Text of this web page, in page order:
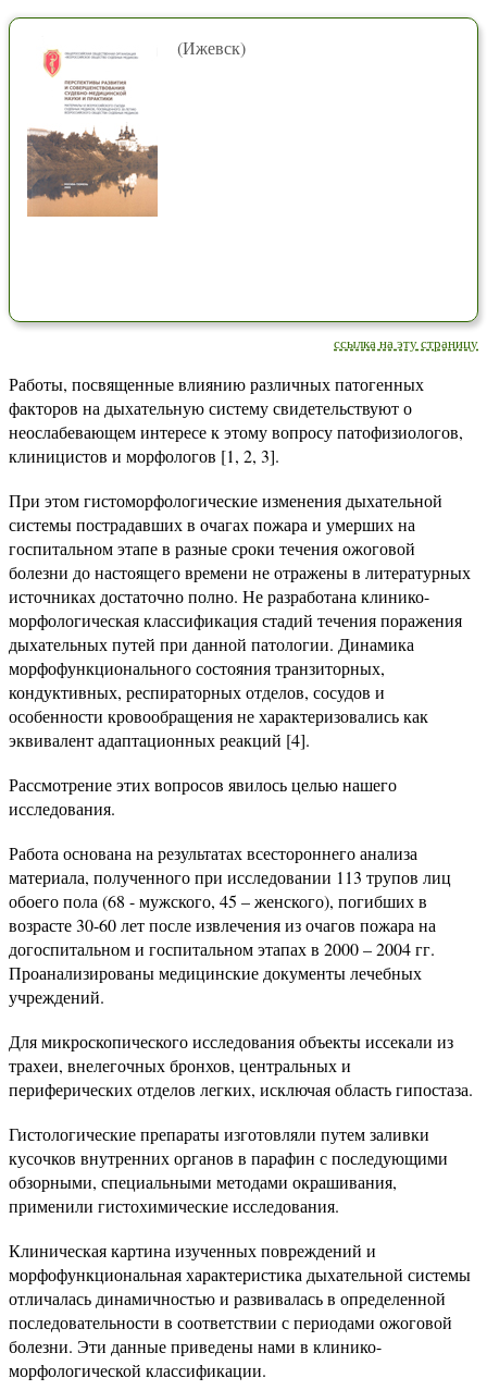
(Ижевск)
ссылка на эту страницу
Работы, посвященные влиянию различных патогенных
факторов на дыхательную систему свидетельствуют о
неослабевающем интересе к этому вопросу патофизиологов,
клиницистов и морфологов [1, 2, 3].
При этом гистоморфологические изменения дыхательной
системы пострадавших в очагах пожара и умерших на
госпитальном этапе в разные сроки течения ожоговой
болезни до настоящего времени не отражены в литературных
источниках достаточно полно. Не разработана клинико-
морфологическая классификация стадий течения поражения
дыхательных путей при данной патологии. Динамика
морфофункционального состояния транзиторных,
кондуктивных, респираторных отделов, сосудов и
особенности кровообращения не характеризовались как
эквивалент адаптационных реакций [4].
Рассмотрение этих вопросов явилось целью нашего
исследования.
Работа основана на результатах всестороннего анализа
материала, полученного при исследовании 113 трупов лиц
обоего пола (68 - мужского, 45 – женского), погибших в
возрасте 30-60 лет после извлечения из очагов пожара на
догоспитальном и госпитальном этапах в 2000 – 2004 гг.
Проанализированы медицинские документы лечебных
учреждений.
Для микроскопического исследования объекты иссекали из
трахеи, внелегочных бронхов, центральных и
периферических отделов легких, исключая область гипостаза.
Гистологические препараты изготовляли путем заливки
кусочков внутренних органов в парафин с последующими
обзорными, специальными методами окрашивания,
применили гистохимические исследования.
Клиническая картина изученных повреждений и
морфофункциональная характеристика дыхательной системы
отличалась динамичностью и развивалась в определенной
последовательности в соответствии с периодами ожоговой
болезни. Эти данные приведены нами в клинико-
морфологической классификации.